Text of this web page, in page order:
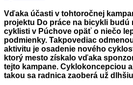
Vďaka účasti v tohtoročnej
projektu Do práce na bicykli budú
cyklisti v Púchove opäť o niečo
podmienky. Takpovediac
aktivitu je osadenie nového
ktorý mesto získalo vďaka
tejto kampane. Cyklokoncepciou
takou sa radnica zaoberá už